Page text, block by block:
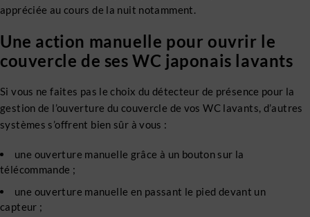
appréciée au cours de la nuit notamment.
Une action manuelle pour ouvrir le
couvercle de ses WC japonais lavants
Si vous ne faites pas le choix du détecteur de présence pour la
gestion de l’ouverture du couvercle de vos WC lavants, d’autres
systèmes s’offrent bien sûr à vous :
une ouverture manuelle grâce à un bouton sur la
télécommande ;
une ouverture manuelle en passant le pied devant un
capteur ;